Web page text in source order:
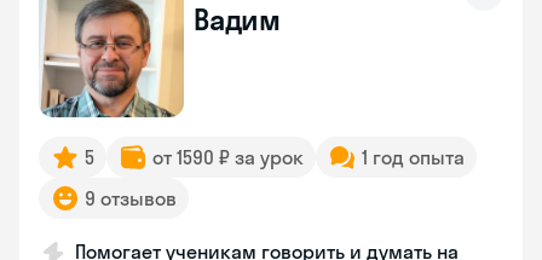
Вадим
5 от 1590 ₽ за урок
1 год опыта
9 отзывов
Помогает ученикам говорить и думать на